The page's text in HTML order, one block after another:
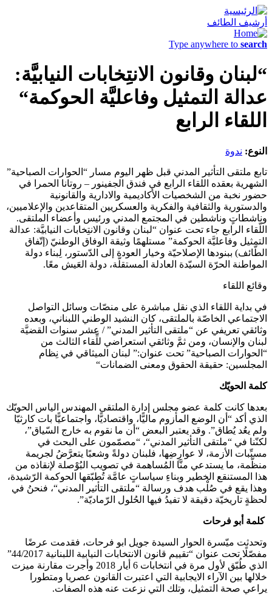
أرشيف الطائف
Type anywhere to search
“لبنان وقانون الانتِخابات النيابيَّة:
عدالة التمثيل وفاعليَّة الحوكمة“
اللقاء الرابع
النوع: ندوة
تابع ملتقى التأثير المدني قبل ظهر اليوم مسار “الحوارات الصباحية”
الشهرية بعقده اللقاء الرابع في فندق الجفينور – روتانا الحمرا في
حضور نخبة من الشخصيات الأكاديمية والادارية والقانونية
والدستورية والثقافية والفكرية والعسكريين المتقاعدين والإعلاميين،
وناشطاتٍ وناشطين في المجتمع المدني ورئيس وأعضاء الملتقى.
اللّقاء الرابع جاء تحت عنوان “لبنان وقانون الانتِخابات النيابيَّة: عدالة
التمثيل وفاعليَّة الحوكمة” مستلهمًا وثيقة الوفاق الوطنيّ (إتّفاق
الطّائف) ببنودها الإصلاحيّة وخيار العودة إلى الدّستور، لِبناء دولة
المواطنة الحرّة السيّدة العادلة المستقلّة، دولة العَيش معًا.
وقائع اللقاء
في بداية اللقاء الذي نقل مباشرة على منصّات وسائل التواصل
الاجتماعي الخاصّة بالملتقى، كان النشيد الوطني اللبناني، وبعده
وثائقي تعريفي عن “ملتقى التأثير المدني” / عشر سنوات القضيَّة
لبنان والإنسان، ومن ثمَّ وثائقي استعراضي للِّقاء الثالث من
“الحوارات الصباحية” تحت عنوان:” لبنان الميثاقي في نِظام
المجلسين: حقيقة الحقوق ومعنى الضمانات“
كلمة الحويّك
بعدها كانت كلمة عضو مجلس إدارة الملتقى المهندس الياس الحويّك
الذي أكد “أن الوضع المأزوم ماليًّا، واقتصاديًّا، واجتماعيًّا بات كارثيّا
ولم يعُد يُطاق”. وقد يعتبر البعض “أن ما نقوم به خارج السّياق”،
لكنّنا في “ملتقى التأثير المدني“، “مصمّمون على البحث في
مسبِّبات الأزمة، لا عوارِضِها، فلبنان دولةً وشعبًا يتعرَّضُ لجريمة
منظّمة، ما يستدعي منَّا المُساهمة في تصويب البُوْصلة لإنقاذه من
هذا المستنقع الخطير وبناءِ سياساتٍ عامَّة تُطبّقها الحوكمة الرّشيدة،
وهذا يقع في صُلْب هدف ورسالة “ملتقى التأثير المدني“، فنحنُ في
لحظةٍ تاريخيّة دقيقة لا تفيدُ فيها الحُلول الرّماديّة”.
كلمة أبو فرحات
وتحدثت ميّسرة الحوار السيدة جويل ابو فرحات، فقدمت عرضًا
مفصّلًا تحت عنوان “تقييم قانون الانتخابات النيابية اللبنانية 44/2017”
الذي طُبّق لأول مرة في انتخابات 6 أيار 2018 وأجرت مقارنة ميزت
خلالها بين الآراء الايجابية التي اعتبرت القانون عصريا ومتطورا
يراعي صحة التمثيل، وتلك التي نزعت عنه هذه الصفات.